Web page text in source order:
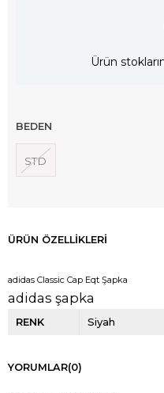
Ürün
BEDEN
STD
ÜRÜN ÖZELLIKLERI
adidas Classic Cap Eqt Şapka
adidas şapka
RENK Siyah
YORUMLAR(0)